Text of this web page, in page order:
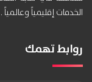
الخدمات إقليمياً وعالمياً .
روابط تهمك